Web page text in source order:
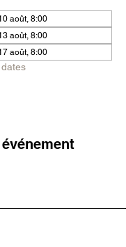
août, 8:00
août, 8:00
août, 8:00